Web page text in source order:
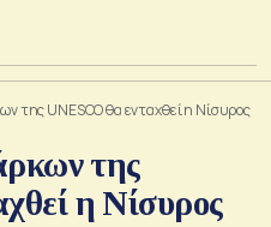
της UNESCO θα ενταχθεί η Νίσυρος
της
η Νίσυρος